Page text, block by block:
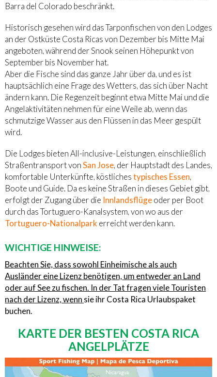
Barra del Colorado beschränkt.
Historisch gesehen wird das Tarponfischen von den Lodges
an der Ostküste Costa Ricas von Dezember bis Mitte Mai
angeboten, während der Snook seinen Höhepunkt von
September bis November hat.
Aber die Fische sind das ganze Jahr über da, und es ist
hauptsächlich eine Frage des Wetters, das sich über Nacht
ändern kann. Die Regenzeit beginnt etwa Mitte Mai und die
Angelaktivitäten nehmen für eine Weile ab, wenn das
schmutzige Wasser aus den Flüssen in das Meer gespült
wird.
Die Lodges bieten All-inclusive-Leistungen, einschließlich
Straßentransport vonSan Jose, der Hauptstadt des Landes,
komfortable Unterkünfte, köstlichestypisches Essen,
Boote und Guide. Da es keine Straßen in dieses Gebiet gibt,
erfolgt der Zugang über die Innlandsflügeoder per Boot
durch das Tortuguero-Kanalsystem, von wo aus der
Tortuguero-Nationalpark erreicht werden kann.
WICHTIGE HINWEISE:
Beachten Sie, dass sowohl Einheimische als auch
Ausländer eine Lizenz benötigen, um entweder an Land
oder auf See zu fischen. In der Tat fragen viele Touristen
nach der Lizenz, wenn sie ihr Costa Rica Urlaubspaket
buchen.
KARTE DER BESTEN COSTA RICA
ANGELPLÄTZE